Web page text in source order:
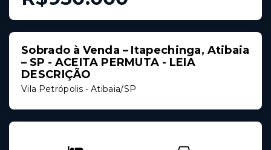
Sobrado à Venda – Itapechinga, Atibaia
– SP - ACEITA PERMUTA - LEIA
DESCRIÇÃO
Vila Petrópolis - Atibaia/SP